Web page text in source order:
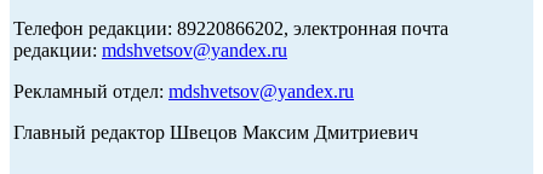
Телефон редакции: 89220866202, электронная почта
редакции: mdshvetsov@yandex.ru
Рекламный отдел: mdshvetsov@yandex.ru
Главный редактор Швецов Максим Дмитриевич